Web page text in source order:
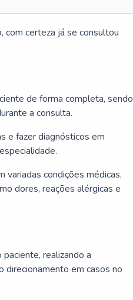
com certeza já se consultou
de forma completa, sendo
a consulta.
e fazer diagnósticos em
variadas condições médicas,
dores, reações alérgicas e
realizando a
direcionamento em casos no